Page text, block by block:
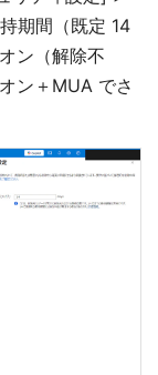
期間（既定 14
ン（解除不
ン＋MUA でさ